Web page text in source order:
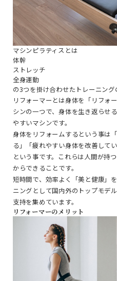
マシンピラティスとは
体幹
ストレッチ
全身運動
の3つを掛け合わせたトレーニング
リフォーマーとは身体を「リフォ
シンの一つで、身体を生き返らせ
やすいマシンです。
身体をリフォームするという事は
る」「疲れやすい身体を改善して
という事です。これらは人間が持
からできることです。
短時間で、効率よく「美と健康」
ニングとして国内外のトップモデ
支持を集めています。
リフォーマーのメリット